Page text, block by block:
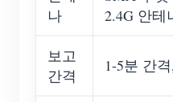
나
2.4G 안테
보고
간격
1-5분 간